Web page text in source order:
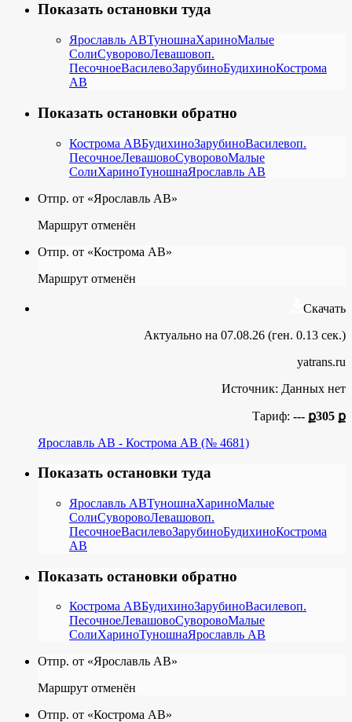
Показать остановки туда
Ярославль АВТуношнаХариноМалые
СолиСуворовоЛевашовоп.
ПесочноеВасилевоЗарубиноБудихиноКострома
АВ
Показать остановки обратно
Кострома АВБудихиноЗарубиноВасилевоп.
ПесочноеЛевашовоСуворовоМалые
СолиХариноТуношнаЯрославль АВ
Отпр. от «Ярославль АВ»
Маршрут отменён
Отпр. от «Кострома АВ»
Маршрут отменён
Скачать
Актуально на 07.08.26 (ген. 0.13 сек.)
yatrans.ru
Источник: Данных нет
Тариф: --- ք305 ք
Ярославль АВ - Кострома АВ (№ 4681)
Показать остановки туда
Ярославль АВТуношнаХариноМалые
СолиСуворовоЛевашовоп.
ПесочноеВасилевоЗарубиноБудихиноКострома
АВ
Показать остановки обратно
Кострома АВБудихиноЗарубиноВасилевоп.
ПесочноеЛевашовоСуворовоМалые
СолиХариноТуношнаЯрославль АВ
Отпр. от «Ярославль АВ»
Маршрут отменён
Отпр. от «Кострома АВ»